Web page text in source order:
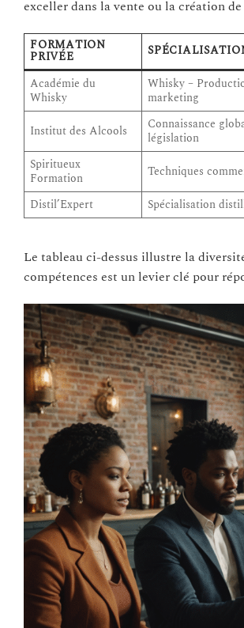
exceller dans la vente ou la création
FORMATION
PRIVÉE
Académie du
Whisky
Whisky –
marketing
Institut des Alcools
Connaissance
législation
Spiritueux
Formation
Techniques
Distil’Expert
Spécialisation
Le tableau ci-dessus illustre la
compétences est un levier clé pour